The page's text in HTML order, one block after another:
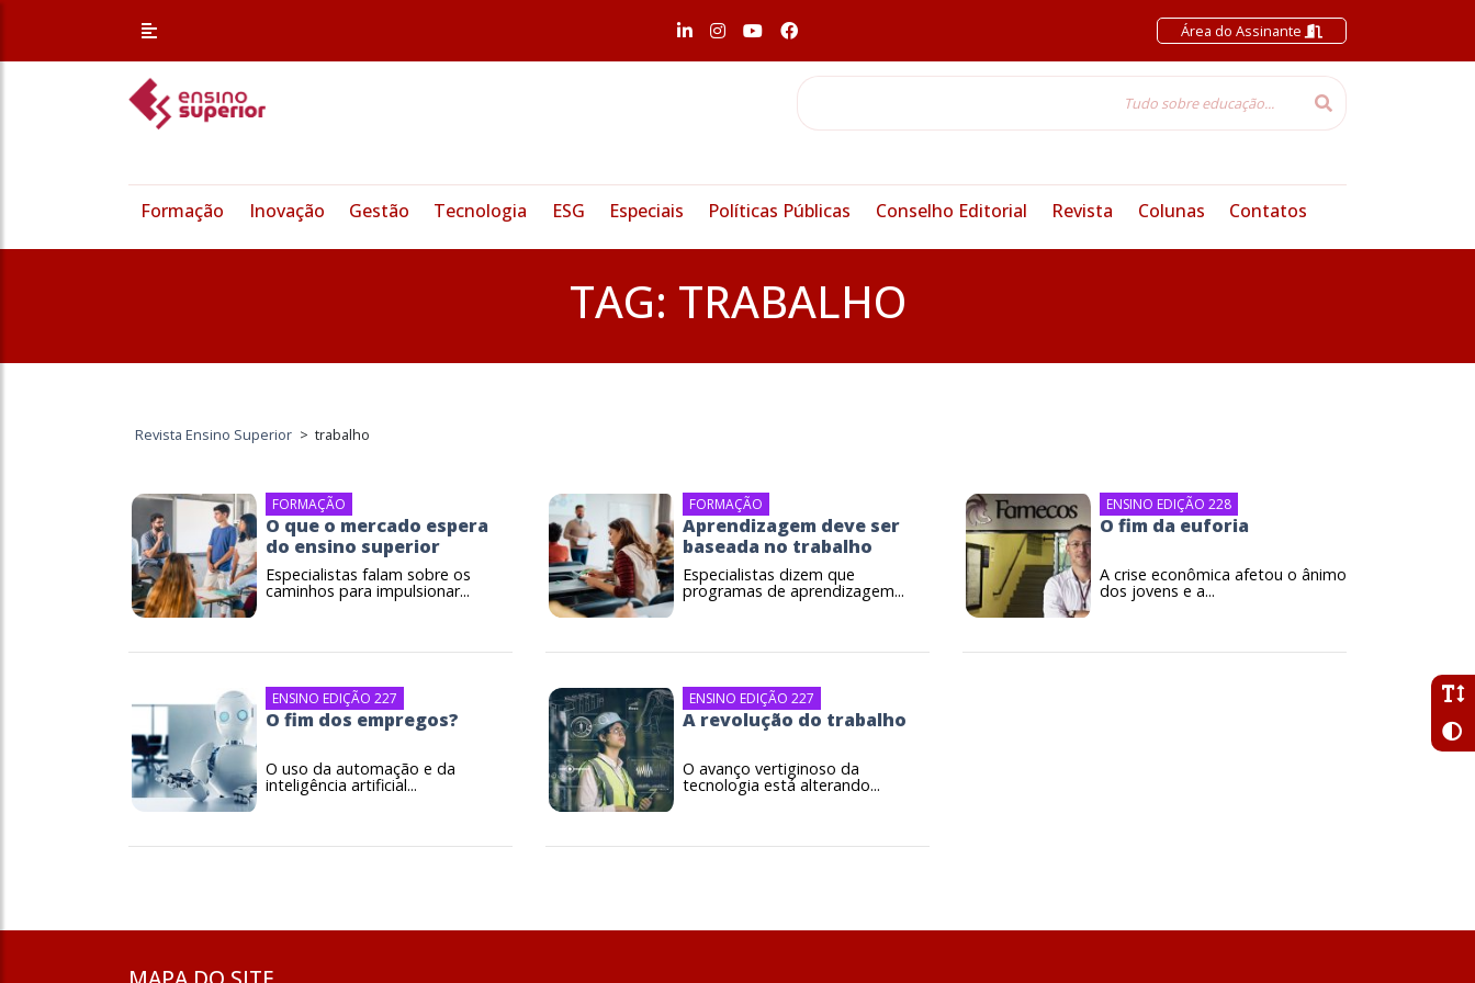
Área do Assinante
Formação Inovação Gestão Tecnologia ESG Especiais Políticas Públicas Conselho Editorial Revista Colunas Contatos
TAG: TRABALHO
Revista Ensino Superior > trabalho
FORMAÇÃO
O que o mercado espera
do ensino superior
Especialistas falam sobre os
caminhos para impulsionar...
FORMAÇÃO
Aprendizagem deve ser
baseada no trabalho
Especialistas dizem que
programas de aprendizagem...
ENSINO EDIÇÃO 228
O fim da euforia
A crise econômica afetou o ânimo
dos jovens e a...
ENSINO EDIÇÃO 227
O fim dos empregos?
O uso da automação e da
inteligência artificial...
ENSINO EDIÇÃO 227
A revolução do trabalho
O avanço vertiginoso da
tecnologia está alterando...